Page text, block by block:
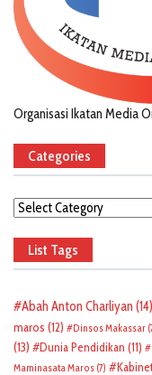
Organisasi Ikatan Media
Categories
Categories
List Tags
Abah Anton Charliyan (14)
maros (12) Dinsos Makassar
(13)
Dunia Pendidikan (11)
Maminasata Maros (7)